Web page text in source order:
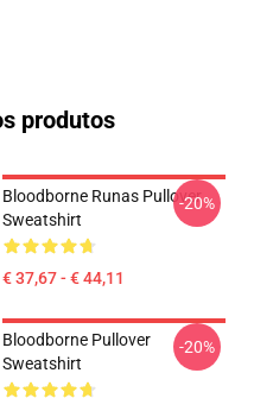
produtos
Bloodborne Runas Pullover
Sweatshirt
€ 37,67 - € 44,11
-20%
Bloodborne Pullover
Sweatshirt
-20%